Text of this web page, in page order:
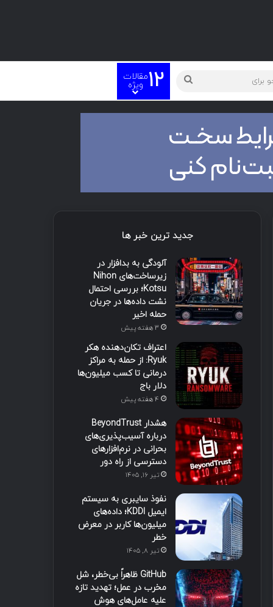
جستجو
برای
12مقالات
ویژه
جدید ترین خبر ها
آلودگی به بدافزار در
زیرساخت‌های Nihon
Kotsu؛ بررسی احتمال
نشت داده‌ها در جریان
حمله اخیر
3 هفته پیش
اعتراف تکان‌دهنده هکر
Ryuk: از حمله به مراکز
درمانی تا کسب میلیون‌ها
دلار باج
4 هفته پیش
هشدار BeyondTrust
درباره آسیب‌پذیری‌های
بحرانی در نرم‌افزارهای
دسترسی از راه دور
تیر ۱۶, ۱۴۰۵
نفوذ سایبری به سیستم
ایمیل KDDI؛ داده‌های
میلیون‌ها کاربر در معرض
خطر
تیر ۸, ۱۴۰۵
GitHub ظاهراً بی‌خطر، شل
مخرب در عمل؛ تهدید تازه
علیه عامل‌های هوش